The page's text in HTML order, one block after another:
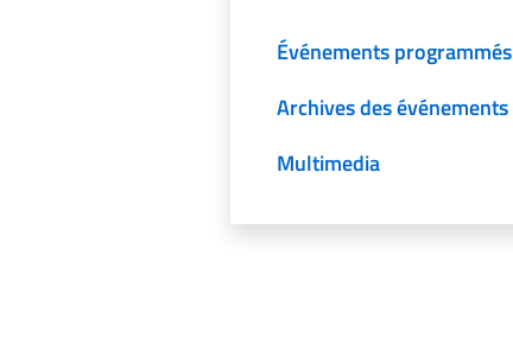
Événements programmés
Archives des événements
Multimedia